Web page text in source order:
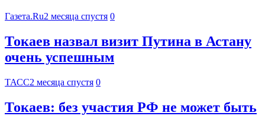
Газета.Ru2 месяца спустя 0
Токаев назвал визит Путина в Астану
очень успешным
ТАСС2 месяца спустя 0
Токаев: без участия РФ не может быть